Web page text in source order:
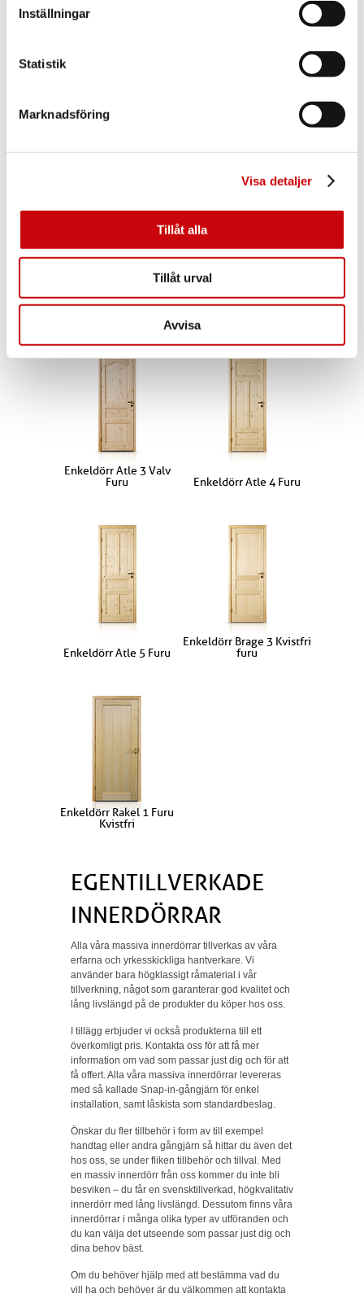
Inställningar
Statistik
Marknadsföring
Visa detaljer
Tillåt alla
Tillåt urval
Avvisa
Enkeldörr Atle 3 Valv
Furu
Enkeldörr Atle 4 Furu
Enkeldörr Atle 5 Furu
Enkeldörr Brage 3 Kvistfri
furu
Enkeldörr Rakel 1 Furu
Kvistfri
EGENTILLVERKADE
INNERDÖRRAR
Alla våra massiva innerdörrar tillverkas av våra
erfarna och yrkesskickliga hantverkare. Vi
använder bara högklassigt råmaterial i vår
tillverkning, något som garanterar god kvalitet och
lång livslängd på de produkter du köper hos oss.
I tillägg erbjuder vi också produkterna till ett
överkomligt pris. Kontakta oss för att få mer
information om vad som passar just dig och för att
få offert. Alla våra massiva innerdörrar levereras
med så kallade Snap-in-gångjärn för enkel
installation, samt låskista som standardbeslag.
Önskar du fler tillbehör i form av till exempel
handtag eller andra gångjärn så hittar du även det
hos oss, se under fliken tillbehör och tillval. Med
en massiv innerdörr från oss kommer du inte bli
besviken – du får en svensktillverkad, högkvalitativ
innerdörr med lång livslängd. Dessutom finns våra
innerdörrar i många olika typer av utföranden och
du kan välja det utseende som passar just dig och
dina behov bäst.
Om du behöver hjälp med att bestämma vad du
vill ha och behöver är du välkommen att kontakta